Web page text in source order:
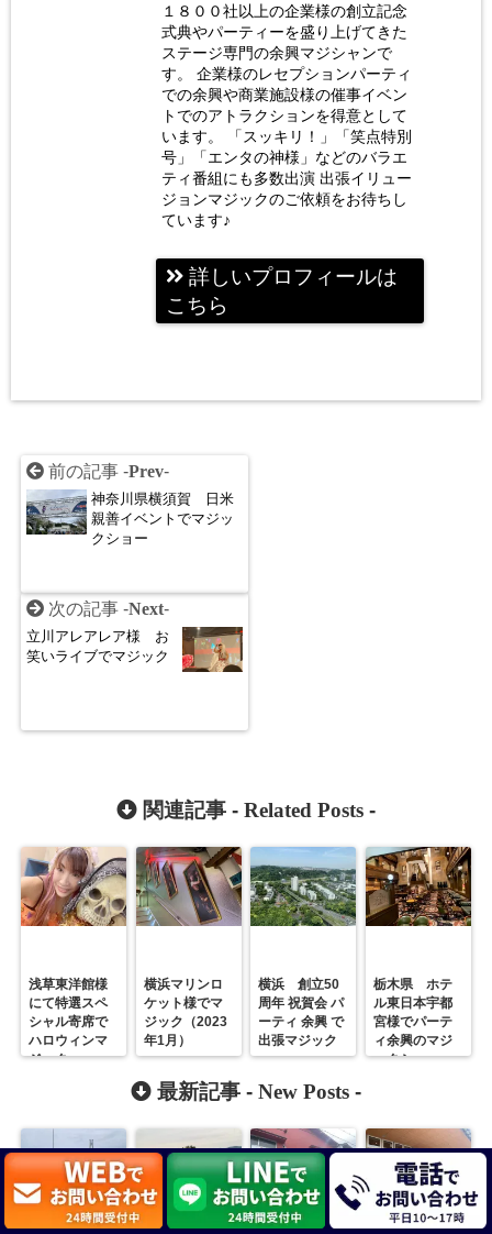
１８００社以上の企業様の創立記念
式典やパーティーを盛り上げてきた
ステージ専門の余興マジシャンで
す。 企業様のレセプションパーティ
での余興や商業施設様の催事イベン
トでのアトラクションを得意として
います。 「スッキリ！」「笑点特別
号」「エンタの神様」などのバラエ
ティ番組にも多数出演 出張イリュー
ジョンマジックのご依頼をお待ちし
ています♪
詳しいプロフィールは
こちら
前の記事 -Prev-
神奈川県横須賀 日米
親善イベントでマジッ
クショー
次の記事 -Next-
立川アレアレア様 お
笑いライブでマジック
関連記事 - Related Posts -
浅草東洋館様
にて特選スペ
シャル寄席で
ハロウィンマ
ジック
横浜マリンロ
ケット様でマ
ジック（2023
年1月）
横浜 創立50
周年 祝賀会 パ
ーティ 余興 で
出張マジック
栃木県 ホテ
ル東日本宇都
宮様でパーテ
ィ余興のマジ
ックショー
最新記事 - New Posts -